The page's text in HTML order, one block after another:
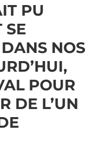
PU
SE
NOS
POUR
DE L’UN